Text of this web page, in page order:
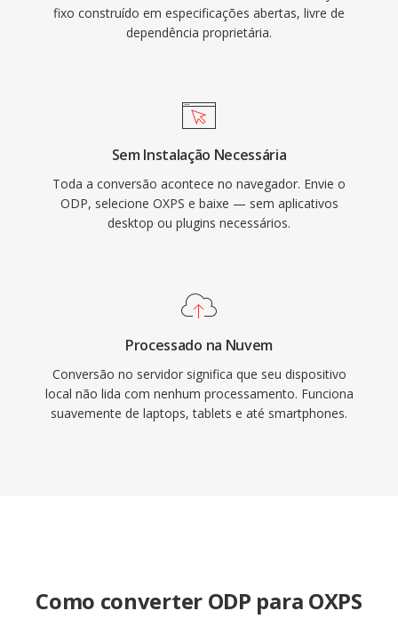
fixo construído em especificações abertas, livre de
dependência proprietária.
Sem Instalação Necessária
Toda a conversão acontece no navegador. Envie o
ODP, selecione OXPS e baixe — sem aplicativos
desktop ou plugins necessários.
Processado na Nuvem
Conversão no servidor significa que seu dispositivo
local não lida com nenhum processamento. Funciona
suavemente de laptops, tablets e até smartphones.
Como converter ODP para OXPS